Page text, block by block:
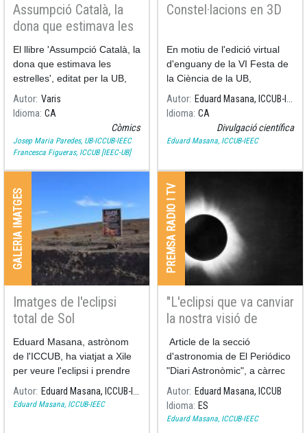
Assumpció Català, la
dona que estimava les
estrelles
El llibre 'Assumpció Català, la
dona que estimava les
estrelles', editat per la UB,
escrit per Ramon Dilla (UB) i
il·lustrat per Pilarín Bayés,
recull els moments més
significatius de la vida i la
Autor Varis
Idioma CA
Còmics
Josep Maria Paredes, UB-ICCUB-IEEC
Francesca Figueras, ICCUB [IEEC-UB]
Constel·lacions en 3D
En motiu de l'edició virtual
d'enguany de la VI Festa de
la Ciència de la UB,
l'astrònom Eduard Masana
ens explica en aquest vídeo
què és el Taller de
Constel·lacions en 3D, on es
Autor
Eduard Masana, ICCUB-IEEC
Idioma CA
Divulgació científica
Eduard Masana, ICCUB-IEEC
GALERIA IMATGES
Imatges de l'eclipsi
total de Sol
02/07/2019 - Xile
Eduard Masana, astrònom
de l'ICCUB, ha viatjat a Xile
per veure l'eclipsi i prendre
algunes fotografies del
fenomen.
Autor Eduard Masana, ICCUB-IEEC
Eduard Masana, ICCUB-IEEC
PREMSA RADIO I TV
"L'eclipsi que va canviar
la nostra visió de
l'univers"
Article de la secció
d'astronomia de El Periódico
"Diari Astronòmic", a càrrec
d'Eduard Masana i Salvador
Ribas sobre l'eclipsi solar de
l'any 1919
Autor Eduard Masana, ICCUB
Idioma ES
Eduard Masana, ICCUB-IEEC